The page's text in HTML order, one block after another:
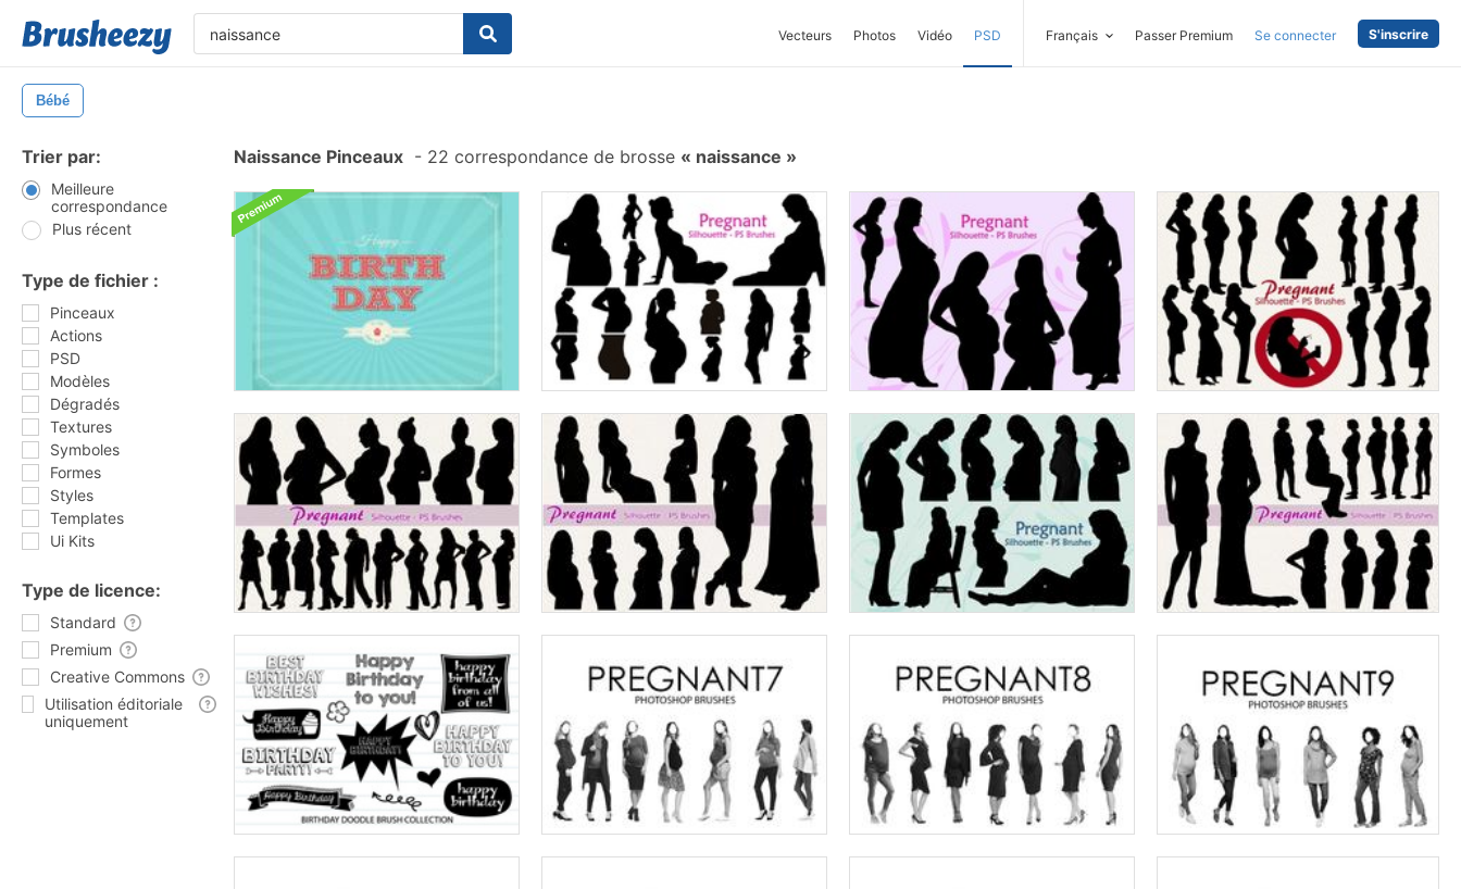
Vecteurs Photos Vidéo PSD Français Passer Premium Se connecter S'inscrire
Bébé
Trier par:
Meilleure
correspondance
Plus récent
Type de fichier :
Pinceaux
Actions
PSD
Modèles
Dégradés
Textures
Symboles
Formes
Styles
Templates
Ui Kits
Type de licence:
Standard
Premium
Creative Commons
Utilisation éditoriale
uniquement
Naissance Pinceaux - 22 correspondance de brosse naissance